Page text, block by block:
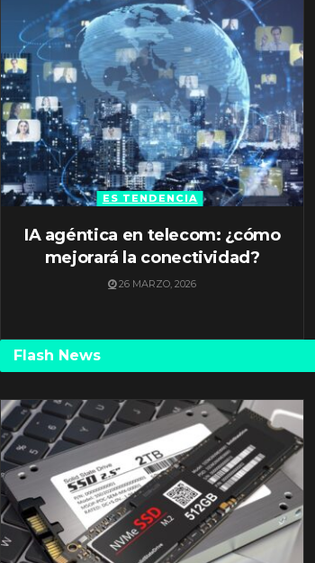
ES TENDENCIA
IA agéntica en telecom: ¿cómo
mejorará la conectividad?
26 MARZO, 2026
Flash News